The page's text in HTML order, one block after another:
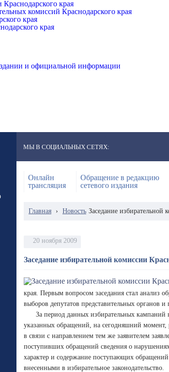
края
комиссий Краснодарского края
края
края
и официальной информации
МЫ В СОЦИАЛЬНЫХ СЕТЯХ:
Онлайн
трансляция
Обращение в редакцию
сетевого издания
Главная › Новость Заседание избирательной
20 ноября 2009
Заседание избирательной комиссии
края. Первым вопросом заседания стал анализ
выборов депутатов представительных органов
За период данных избирательных кампаний
указанных обращений, на сегодняшний момент,
в связи с направлением тем же заявителем
поступивших обращений сведения о нарушениях
характер и содержание поступающих
внесенными в избирательное законодательство.